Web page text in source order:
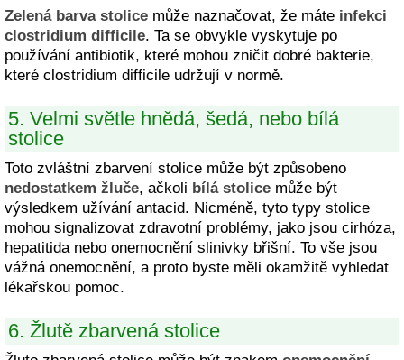
Zelená barva stolice může naznačovat, že máte infekci
clostridium difficile. Ta se obvykle vyskytuje po
používání antibiotik, které mohou zničit dobré bakterie,
které clostridium difficile udržují v normě.
5. Velmi světle hnědá, šedá, nebo bílá
stolice
Toto zvláštní zbarvení stolice může být způsobeno
nedostatkem žluče, ačkoli bílá stolice může být
výsledkem užívání antacid. Nicméně, tyto typy stolice
mohou signalizovat zdravotní problémy, jako jsou cirhóza,
hepatitida nebo onemocnění slinivky břišní. To vše jsou
vážná onemocnění, a proto byste měli okamžitě vyhledat
lékařskou pomoc.
6. Žlutě zbarvená stolice